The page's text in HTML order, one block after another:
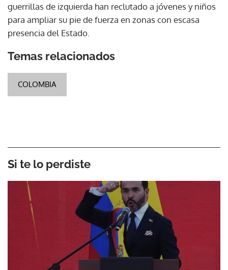
guerrillas de izquierda han reclutado a jóvenes y niños
para ampliar su pie de fuerza en zonas con escasa
presencia del Estado.
Temas relacionados
COLOMBIA
Si te lo perdiste